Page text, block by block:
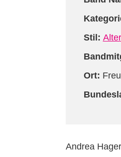
Stil:
Ort:
Andrea